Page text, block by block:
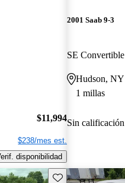
$11,994
$238/mes est.
disponibilidad
2001 Saab 9-3
SE Convertible
Hudson, NY
1 millas
Sin calificación
Guarda este Aviso